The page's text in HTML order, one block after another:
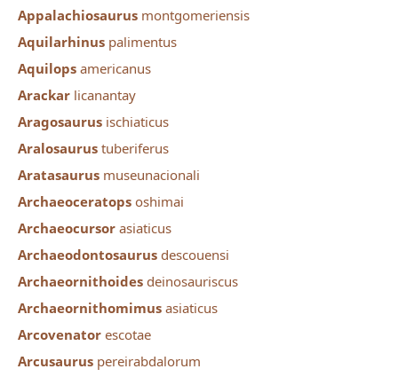
Appalachiosaurus montgomeriensis
Aquilarhinus palimentus
Aquilops americanus
Arackar licanantay
Aragosaurus ischiaticus
Aralosaurus tuberiferus
Aratasaurus museunacionali
Archaeoceratops oshimai
Archaeocursor asiaticus
Archaeodontosaurus descouensi
Archaeornithoides deinosauriscus
Archaeornithomimus asiaticus
Arcovenator escotae
Arcusaurus pereirabdalorum